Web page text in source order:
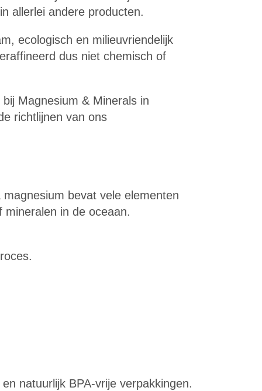
allerlei andere producten.
ecologisch en milieuvriendelijk
dus niet chemisch of
Magnesium & Minerals in
richtlijnen van ons
bevat vele elementen
in de oceaan.
natuurlijk BPA-vrije verpakkingen.